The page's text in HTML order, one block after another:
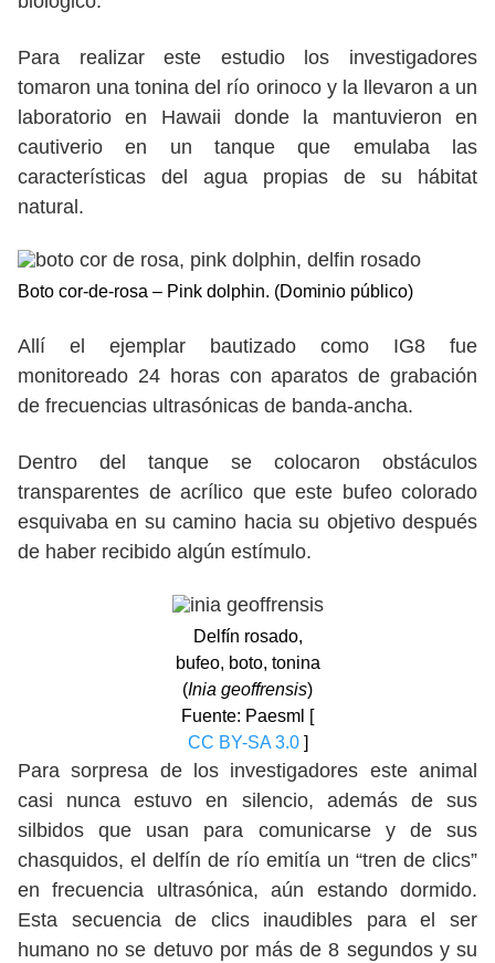
Para realizar este estudio los investigadores
tomaron una tonina del río orinoco y la llevaron a un
laboratorio en Hawaii donde la mantuvieron en
cautiverio en un tanque que emulaba las
características del agua propias de su hábitat
natural.
Boto cor-de-rosa – Pink dolphin. (Dominio público)
Allí el ejemplar bautizado como IG8 fue
monitoreado 24 horas con aparatos de grabación
de frecuencias ultrasónicas de banda-ancha.
Dentro del tanque se colocaron obstáculos
transparentes de acrílico que este bufeo colorado
esquivaba en su camino hacia su objetivo después
de haber recibido algún estímulo.
Delfín rosado,
bufeo, boto, tonina
(Inia geoffrensis)
Fuente: Paesml [
CC BY-SA 3.0]
Para sorpresa de los investigadores este animal
casi nunca estuvo en silencio, además de sus
silbidos que usan para comunicarse y de sus
chasquidos, el delfín de río emitía un “tren de clics”
en frecuencia ultrasónica, aún estando dormido.
Esta secuencia de clics inaudibles para el ser
humano no se detuvo por más de 8 segundos y su